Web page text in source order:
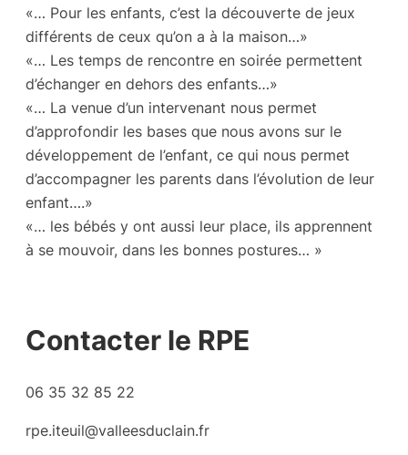
«… Pour les enfants, c’est la découverte de jeux
différents de ceux qu’on a à la maison…»
«… Les temps de rencontre en soirée permettent
d’échanger en dehors des enfants…»
«… La venue d’un intervenant nous permet
d’approfondir les bases que nous avons sur le
développement de l’enfant, ce qui nous permet
d’accompagner les parents dans l’évolution de leur
enfant….»
«… les bébés y ont aussi leur place, ils apprennent
à se mouvoir, dans les bonnes postures… »
Contacter le RPE
06 35 32 85 22
rpe.iteuil@valleesduclain.fr